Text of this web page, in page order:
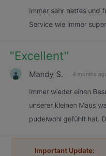
Immer sehr nettes und
Service wie immer
"Excellent"
Mandy S. 4 months
Immer wieder einen
unserer kleinen Maus
pudelwohl gefühlt hat.
Important Update: